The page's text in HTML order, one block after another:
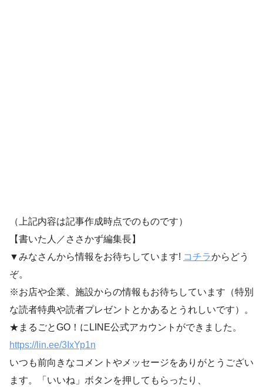
（上記内容は記事作成時点でのものです）
【書いた人／ささかず編集長】
▼みなさんから情報をお待ちしています! コチラからどう
ぞ。
※お店や企業、施設からの情報もお待ちしています（特別
な読者特典や読者プレゼントとかあるとうれしいです）。
★まるごとGO！にLINE公式アカウントができました。
https://lin.ee/3IxYp1n
いつも前向きなコメントやメッセージをありがとうござい
ます。「いいね」ボタンを押してもらったり、